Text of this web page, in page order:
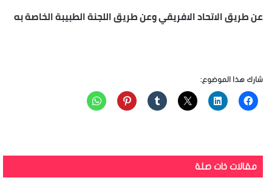
عن طريق الاتحاد الافريقي وعن طريق اللجنة الطبيبة الخاصة به
شارك هذا الموضوع:
مقالات ذات صلة